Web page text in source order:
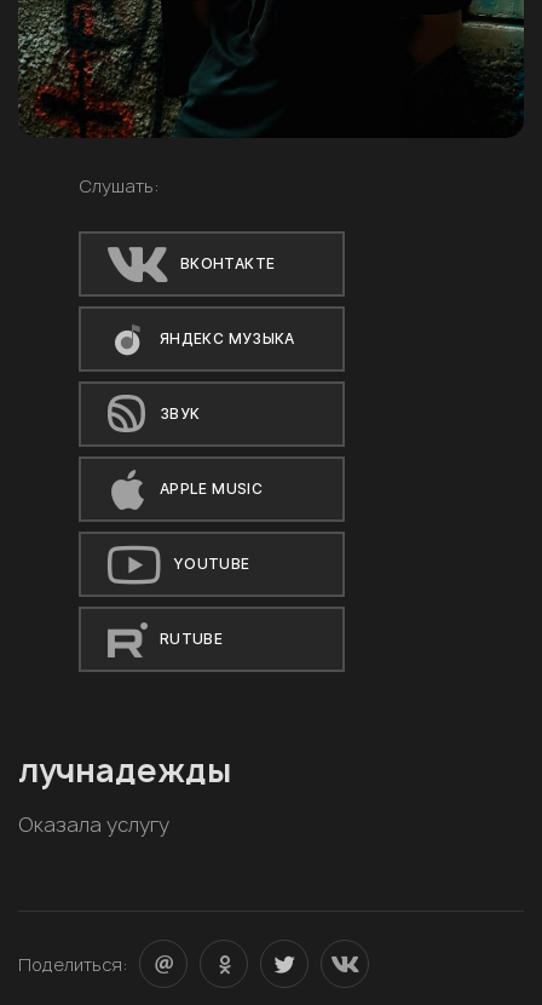
Слушать:
ВКОНТАКТЕ
ЯНДЕКС МУЗЫКА
ЗВУК
APPLE MUSIC
YOUTUBE
RUTUBE
лучнадежды
Оказала услугу
Поделиться: